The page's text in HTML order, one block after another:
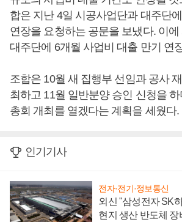
합은 지난 4일 시공사업단과 대주단
연장을 요청하는 공문을 보냈다. 이
대주단에 6개월 사업비 대출 만기 연
조합은 10월 새 집행부 선임과 공사
최하고 11월 일반분양 승인 신청을
총회 개최를 열겠다는 계획을 세웠다
인기기사
전자·전기·정보통신
외신 "삼성전자 SK
현지 생산 반도체 장